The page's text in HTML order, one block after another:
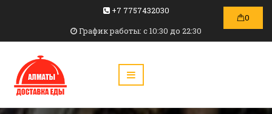
+7 7757432030
График работы: c 10:30 до 22:30
0